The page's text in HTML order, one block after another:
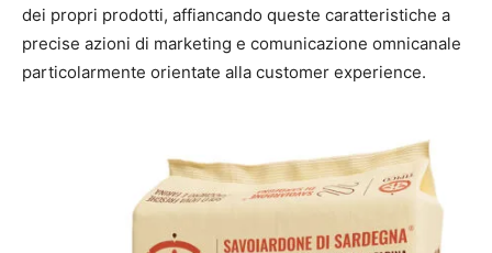
dei propri prodotti, affiancando queste caratteristiche a
precise azioni di marketing e comunicazione omnicanale
particolarmente orientate alla customer experience.